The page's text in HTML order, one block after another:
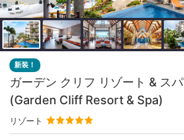
新装！
ガーデン クリフ リゾート & スパ
(Garden Cliff Resort & Spa)
リゾート